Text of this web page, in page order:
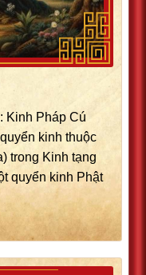
Kinh Pháp Cú
kinh thuộc
trong Kinh tạng
quyển kinh Phật